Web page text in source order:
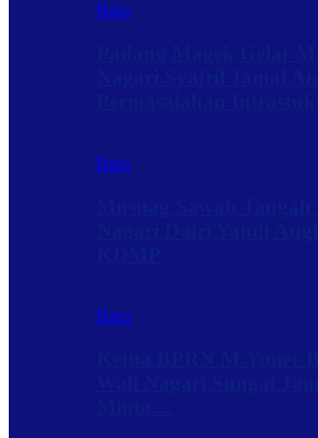
Baru
Baru
Baru